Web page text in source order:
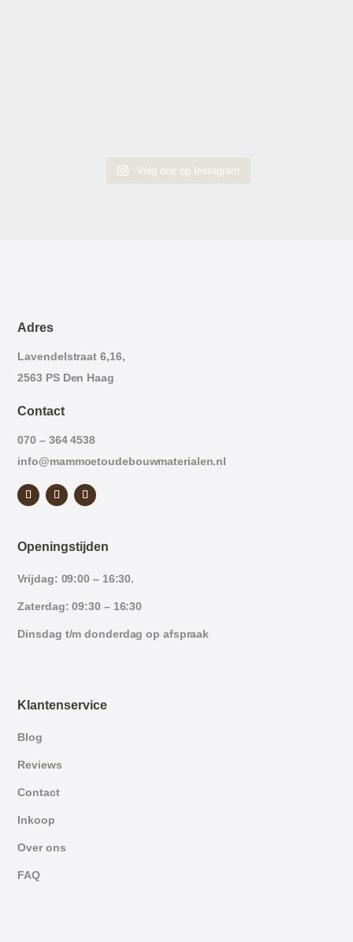
Volg ons op Instagram
Adres
Lavendelstraat 6,16,
2563 PS Den Haag
Contact
070 – 364 4538
info@mammoetoudebouwmaterialen.nl
Openingstijden
Vrijdag: 09:00 – 16:30.
Zaterdag: 09:30 – 16:30
Dinsdag t/m donderdag op afspraak
Klantenservice
Blog
Reviews
Contact
Inkoop
Over ons
FAQ